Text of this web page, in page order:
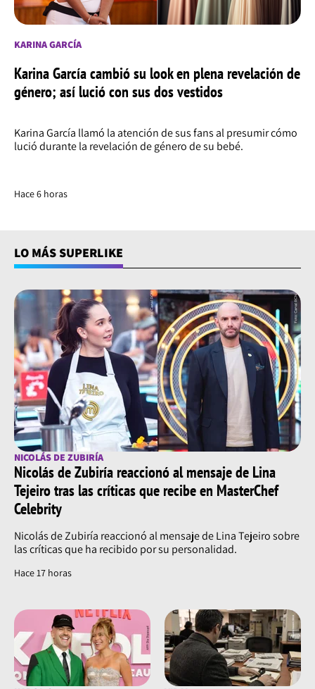
KARINA GARCÍA
Karina García cambió su look en plena revelación de
género; así lució con sus dos vestidos
Karina García llamó la atención de sus fans al presumir cómo
lució durante la revelación de género de su bebé.
Hace 6 horas
LO MÁS SUPERLIKE
NICOLÁS DE ZUBIRÍA
Nicolás de Zubiría reaccionó al mensaje de Lina
Tejeiro tras las críticas que recibe en MasterChef
Celebrity
Nicolás de Zubiría reaccionó al mensaje de Lina Tejeiro sobre
las críticas que ha recibido por su personalidad.
Hace 17 horas